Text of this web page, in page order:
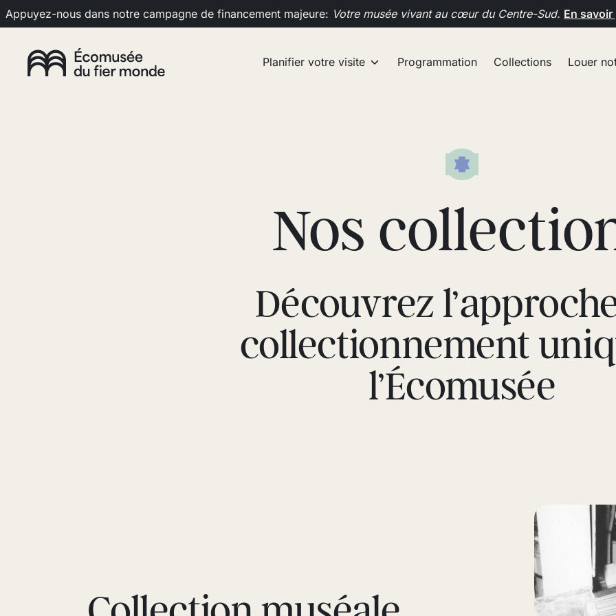
Appuyez-nous dans notre campagne de financement majeure: Votre musée vivant au cœur du Centre-Sud. En savoir
Planifier votre visite Programmation Collections Louer
Nos
Découvrez
collectionnement
l’Écomusée